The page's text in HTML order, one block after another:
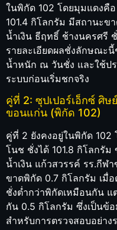
ในพิกัด 102 โดยมุมแดงคื
101.4 กิโลกรัม มีสถานะ
น้ำเงิน ธีฤทธิ์ ช้างนครศรี
รายละเอียดผลชั่งลักษณะ
น้ำหนัก ณ วันชั่ง และใช้ป
ระบบก่อนเริ่มชกจริง
คู่ที่ 2: ซุปเปอร์เอ็กซ์ ศิ
ขอนแก่น (พิกัด 102)
คู่ที่ 2 ยังคงอยู่ในพิกัด 102
โนช ชั่งได้ 101.8 กิโลกรั
น้ำเงิน แก้วสวรรค์ รร.กีฬ
ขาดพิกัด 0.7 กิโลกรัม เมื่อ
ชั่งต่ำกว่าพิกัดเหมือนกัน แ
กัน 0.5 กิโลกรัม ซึ่งเป็นข้
สำหรับการตรวจสอบอย่าง